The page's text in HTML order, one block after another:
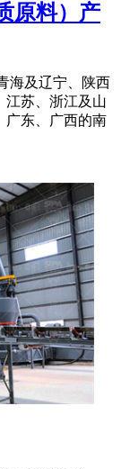
原料）产
海及辽宁、陕西
江苏、浙江及山
广东、广西的南